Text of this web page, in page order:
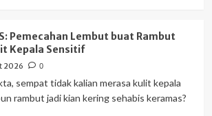
Pemecahan Lembut buat Rambut
Kepala Sensitif
2026 0
sempat tidak kalian merasa kulit kepala
rambut jadi kian kering sehabis keramas?